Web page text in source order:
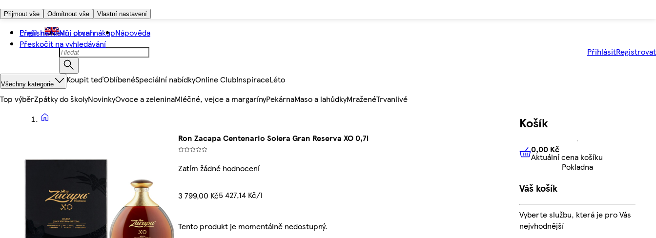
Přijmout vše Odmítnout vše Vlastní nastavení
Přejít na hlavní obsah
Přeskočit na vyhledávání
English Můj první nákupNápověda
PřihlásitRegistrovat
Všechny kategorie Koupit teďOblíbenéSpeciální nabídkyOnline ClubInspiraceLéto
Top výběrZpátky do školyNovinkyOvoce a zeleninaMléčné, vejce a margarínyPekárnaMaso a lahůdkyMraženéTrvanlivé
Ron Zacapa Centenario Solera Gran Reserva XO 0,7l
Zatím žádné hodnocení
3 799,00 Kč5 427,14 Kč/l
Tento produkt je momentálně nedostupný.
Košík
0,00 KčAktuální cena košíku
0,00 Kč
Aktuální cena košíku
Pokladna
Váš košík
Vyberte službu, která je pro Vás
nejvhodnější